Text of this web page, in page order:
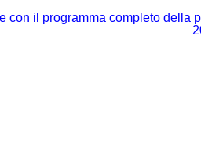
con il programma completo della